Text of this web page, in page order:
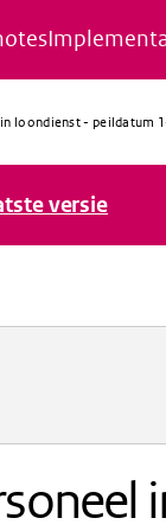
loondienst - peildatum
versie